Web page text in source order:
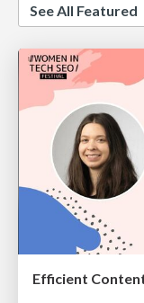
See All Featured